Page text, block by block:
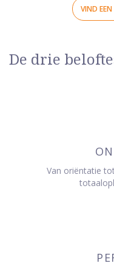
VIND EEN
De drie
Van oriëntatie